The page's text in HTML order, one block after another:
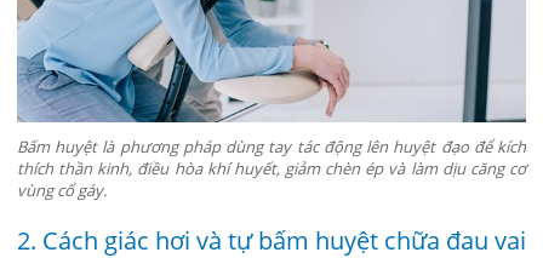
Bấm huyệt là phương pháp dùng tay tác động lên huyệt đạo để kích
thích thần kinh, điều hòa khí huyết, giảm chèn ép và làm dịu căng cơ
vùng cổ gáy.
2. Cách giác hơi và tự bấm huyệt chữa đau vai